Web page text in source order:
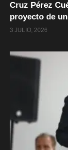
Cruz Pérez
proyecto de
3 JULIO, 2026